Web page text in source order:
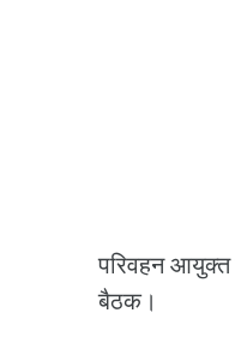
परिवहन
बैठक।